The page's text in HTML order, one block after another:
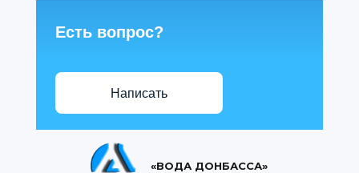
Есть вопрос?
Написать
«ВОДА ДОНБАССА»